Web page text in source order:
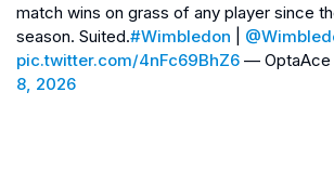
match wins on grass of any player since
season. Suited.#Wimbledon
pic.twitter.com/4nFc69BhZ6 — OptaAce
8, 2026